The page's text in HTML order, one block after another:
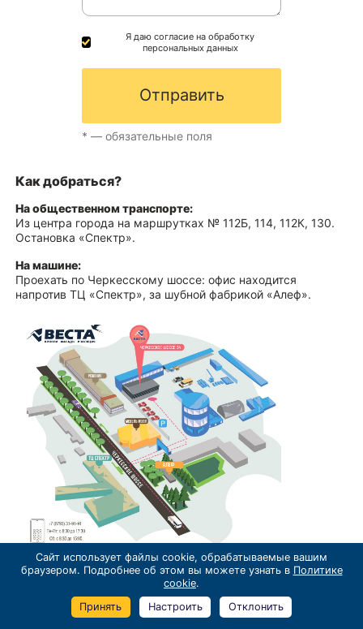
Как добраться?
На общественном транспорте:
Из центра города на маршрутках № 112Б, 114, 112К, 130.
Остановка «Спектр».
На машине:
Проехать по Черкесскому шоссе: офис находится
напротив ТЦ «Спектр», за шубной фабрикой «Алеф».
Я даю согласие на обработку
персональных данных
Отправить
* — обязательные поля
Сайт использует файлы cookie, обрабатываемые вашим
браузером. Подробнее об этом вы можете узнать в Политике
cookie.
Принять
Настроить Отклонить